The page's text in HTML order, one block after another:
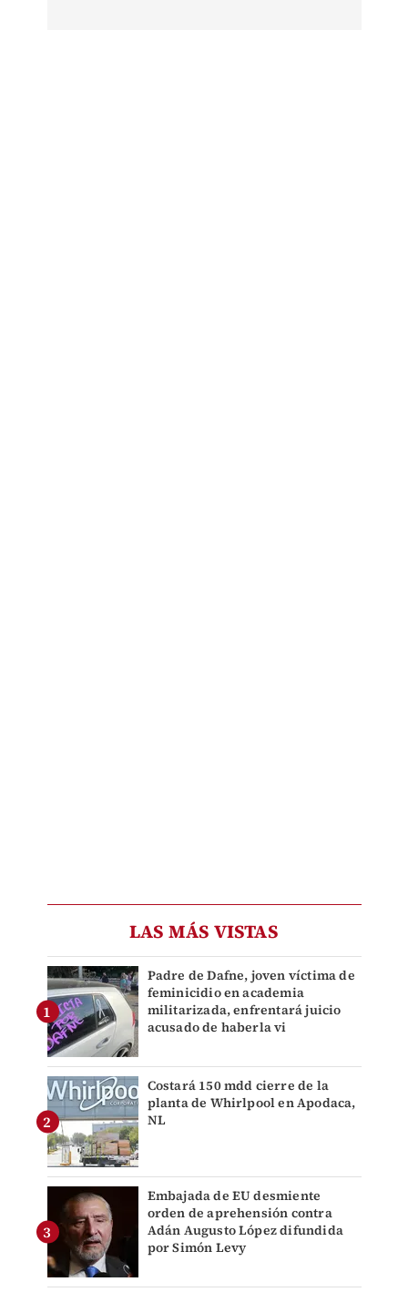
LAS MÁS VISTAS
Padre de Dafne, joven víctima de
feminicidio en academia
militarizada, enfrentará juicio
acusado de haberla vi
Costará 150 mdd cierre de la
planta de Whirlpool en Apodaca,
NL
Embajada de EU desmiente
orden de aprehensión contra
Adán Augusto López difundida
por Simón Levy